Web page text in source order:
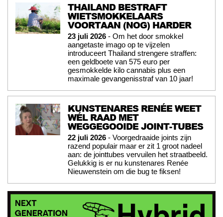
THAILAND BESTRAFT
WIETSMOKKELAARS
VOORTAAN (NOG) HARDER
23 juli 2026 - Om het door smokkel
aangetaste imago op te vijzelen
introduceert Thailand strengere straffen:
een geldboete van 575 euro per
gesmokkelde kilo cannabis plus een
maximale gevangenisstraf van 10 jaar!
KUNSTENARES RENÉE WEET
WÉL RAAD MET
WEGGEGOOIDE JOINT-TUBES
22 juli 2026 - Voorgedraaide joints zijn
razend populair maar er zit 1 groot nadeel
aan: de jointtubes vervuilen het straatbeeld.
Gelukkig is er nu kunstenares Renée
Nieuwenstein om die bug te fiksen!